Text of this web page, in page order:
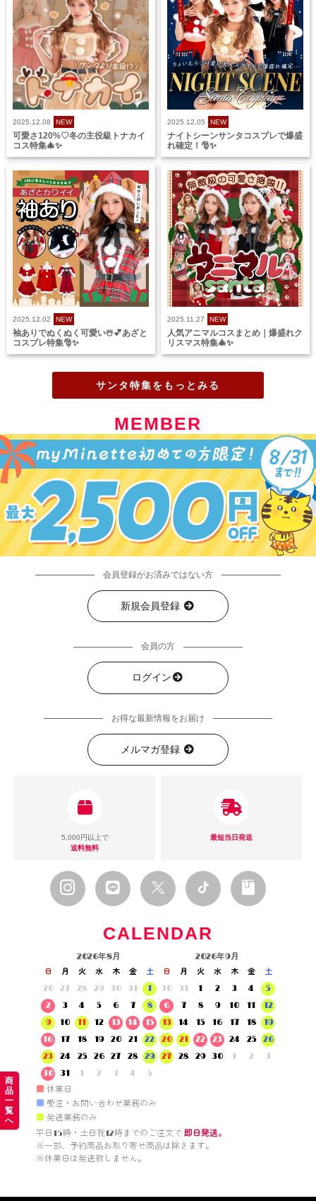
商
品
一
覧
へ
2025.12.08 NEW
可愛さ120%♡冬の主役級トナカイ
コス特集🎄✨
2025.12.05 NEW
ナイトシーンサンタコスプレで爆盛
れ確定！🎅✨
2025.12.02 NEW
袖ありでぬくぬく可愛い☃️💕あざと
コスプレ特集🎅✨
2025.11.27 NEW
人気アニマルコスまとめ｜爆盛れク
リスマス特集🎄✨
サンタ特集をもっとみる
MEMBER
会員登録がお済みではない方
新規会員登録
会員の方
ログイン
お得な最新情報をお届け
メルマガ登録
5,000円以上で
送料無料
最短当日発送
CALENDAR
2026年8月
日 月 火 水 木 金
土
26
27 28 29 30 31
1
2
3 4 5 6 7
8
9
10 11 12 13 14
15
16
17 18 19 20 21
22
23
24 25 26 27 28
29
30
31 1 2 3 4 5
2026年9月
日 月 火 水 木 金
土
30
31 1 2 3 4
5
6
7 8 9 10 11
12
13
14 15 16 17 18
19
20
21 22 23 24 25
26
27
28 29 30 1 2 3
■ 休業日
■ 受注・お問い合わせ業務のみ
■ 発送業務のみ
平日15時・土日祝12時までのご注文で 即日発送。
※一部、予約商品お取り寄せ商品は除きます。
※休業日は発送致しません。